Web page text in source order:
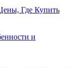
Где Купить
и